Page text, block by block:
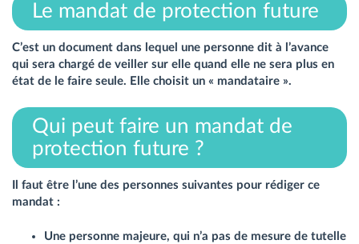
Le mandat de protection future
C’est un document dans lequel une personne dit à l’avance
qui sera chargé de veiller sur elle quand elle ne sera plus en
état de le faire seule. Elle choisit un « mandataire ».
Qui peut faire un mandat de
protection future ?
Il faut être l’une des personnes suivantes pour rédiger ce
mandat :
Une personne majeure, qui n’a pas de mesure de tutelle